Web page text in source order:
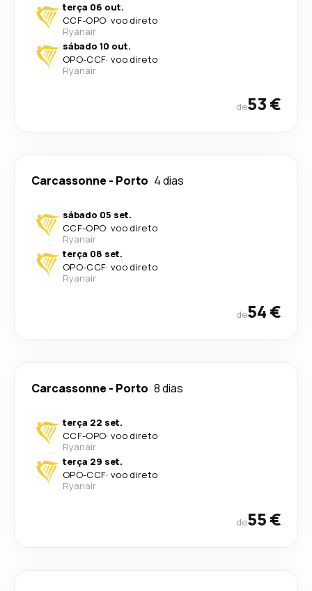
terça 06 out.
CCF-OPO· voo direto
Ryanair
sábado 10 out.
OPO-CCF· voo direto
Ryanair
de53 €
Carcassonne - Porto 4 dias
sábado 05 set.
CCF-OPO· voo direto
Ryanair
terça 08 set.
OPO-CCF· voo direto
Ryanair
de54 €
Carcassonne - Porto 8 dias
terça 22 set.
CCF-OPO· voo direto
Ryanair
terça 29 set.
OPO-CCF· voo direto
Ryanair
de55 €